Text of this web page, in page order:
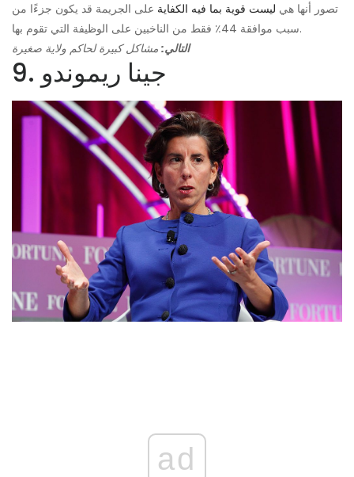
تصور أنها هي ليست قوية بما فيه الكفاية على الجريمة قد يكون جزءًا من
سبب موافقة 44٪ فقط من الناخبين على الوظيفة التي تقوم بها.
التالي: مشاكل كبيرة لحاكم ولاية صغيرة
9. جينا ريموندو
ad